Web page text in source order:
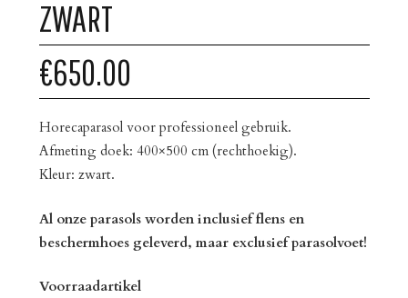
ZWART
€650.00
Horecaparasol voor professioneel gebruik.
Afmeting doek: 400×500 cm (rechthoekig).
Kleur: zwart.
Al onze parasols worden inclusief flens en
beschermhoes geleverd, maar exclusief parasolvoet!
Voorraadartikel